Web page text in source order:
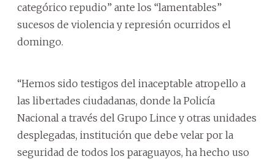
categórico repudio” ante los “lamentables”
sucesos de violencia y represión ocurridos el
domingo.
“Hemos sido testigos del inaceptable atropello a
las libertades ciudadanas, donde la Policía
Nacional a través del Grupo Lince y otras unidades
desplegadas, institución que debe velar por la
seguridad de todos los paraguayos, ha hecho uso